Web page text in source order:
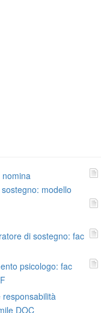
modello
di sostegno: fac
psicologo: fac
DOC